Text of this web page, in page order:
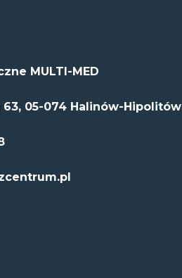
MULTI-MED
63, 05-074 Halinów-Hipolitów